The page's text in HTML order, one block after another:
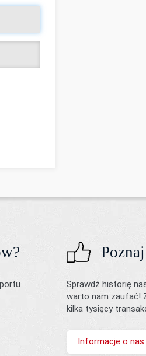
Sprawdź historię
warto nam zaufać!
kilka tysięcy
Informacje o nas